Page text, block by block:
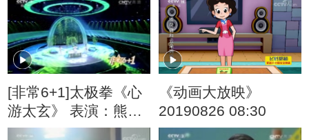
[非常6+1]太极拳《心
游太玄》 表演：熊振
宇航
《动画大放映》
20190826 08:30